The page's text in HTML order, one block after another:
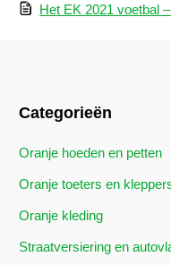
Het EK 2021 voetbal
Categorieën
Oranje hoeden en petten
Oranje toeters en
Oranje kleding
Straatversiering en